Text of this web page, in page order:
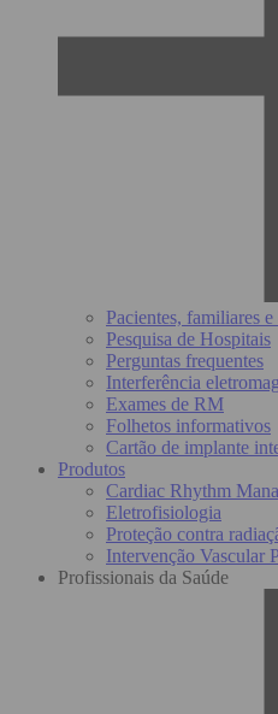
Pacientes, familiares
Pesquisa de Hospitais
Perguntas frequentes
Interferência
Exames de RM
Folhetos informativos
Cartão de implante
Produtos
Cardiac Rhythm
Eletrofisiologia
Proteção contra
Intervenção Vascular
Profissionais da Saúde